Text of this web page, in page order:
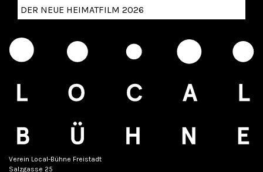
DER NEUE HEIMATFILM 2026
Verein Local-Bühne Freistadt
Salzgasse 25